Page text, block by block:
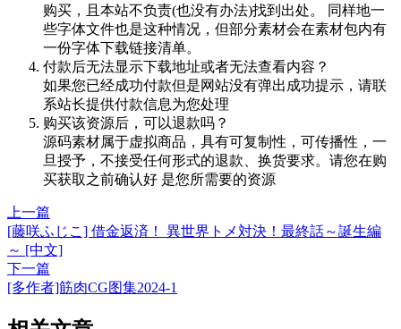
购买，且本站不负责(也没有办法)找到出处。 同样地一
些字体文件也是这种情况，但部分素材会在素材包内有
一份字体下载链接清单。
付款后无法显示下载地址或者无法查看内容？
如果您已经成功付款但是网站没有弹出成功提示，请联
系站长提供付款信息为您处理
购买该资源后，可以退款吗？
源码素材属于虚拟商品，具有可复制性，可传播性，一
旦授予，不接受任何形式的退款、换货要求。请您在购
买获取之前确认好 是您所需要的资源
上一篇
[藤咲ふじこ] 借金返済！ 異世界トメ対決！最終話～誕生編
～ [中文]
下一篇
[多作者]筋肉CG图集2024-1